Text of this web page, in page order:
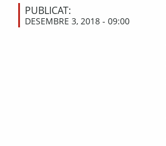
PUBLICAT:
DESEMBRE 3, 2018 - 09:00